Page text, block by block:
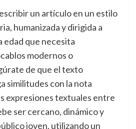
un artículo en un estilo
humanizada y dirigida a
edad que necesita
modernos o
de que el texto
similitudes con la nota
expresiones textuales entre
ser cercano, dinámico y
joven, utilizando un